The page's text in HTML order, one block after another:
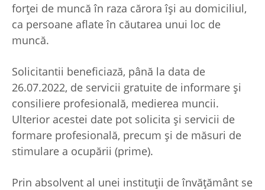
forței de muncă în raza cărora își au domiciliul,
ca persoane aflate în căutarea unui loc de
muncă.
Solicitantii beneficiază, până la data de
26.07.2022, de servicii gratuite de informare şi
consiliere profesională, medierea muncii.
Ulterior acestei date pot solicita şi servicii de
formare profesională, precum și de măsuri de
stimulare a ocupării (prime).
Prin absolvent al unei instituţii de învăţământ se